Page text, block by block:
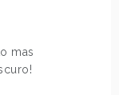
mas